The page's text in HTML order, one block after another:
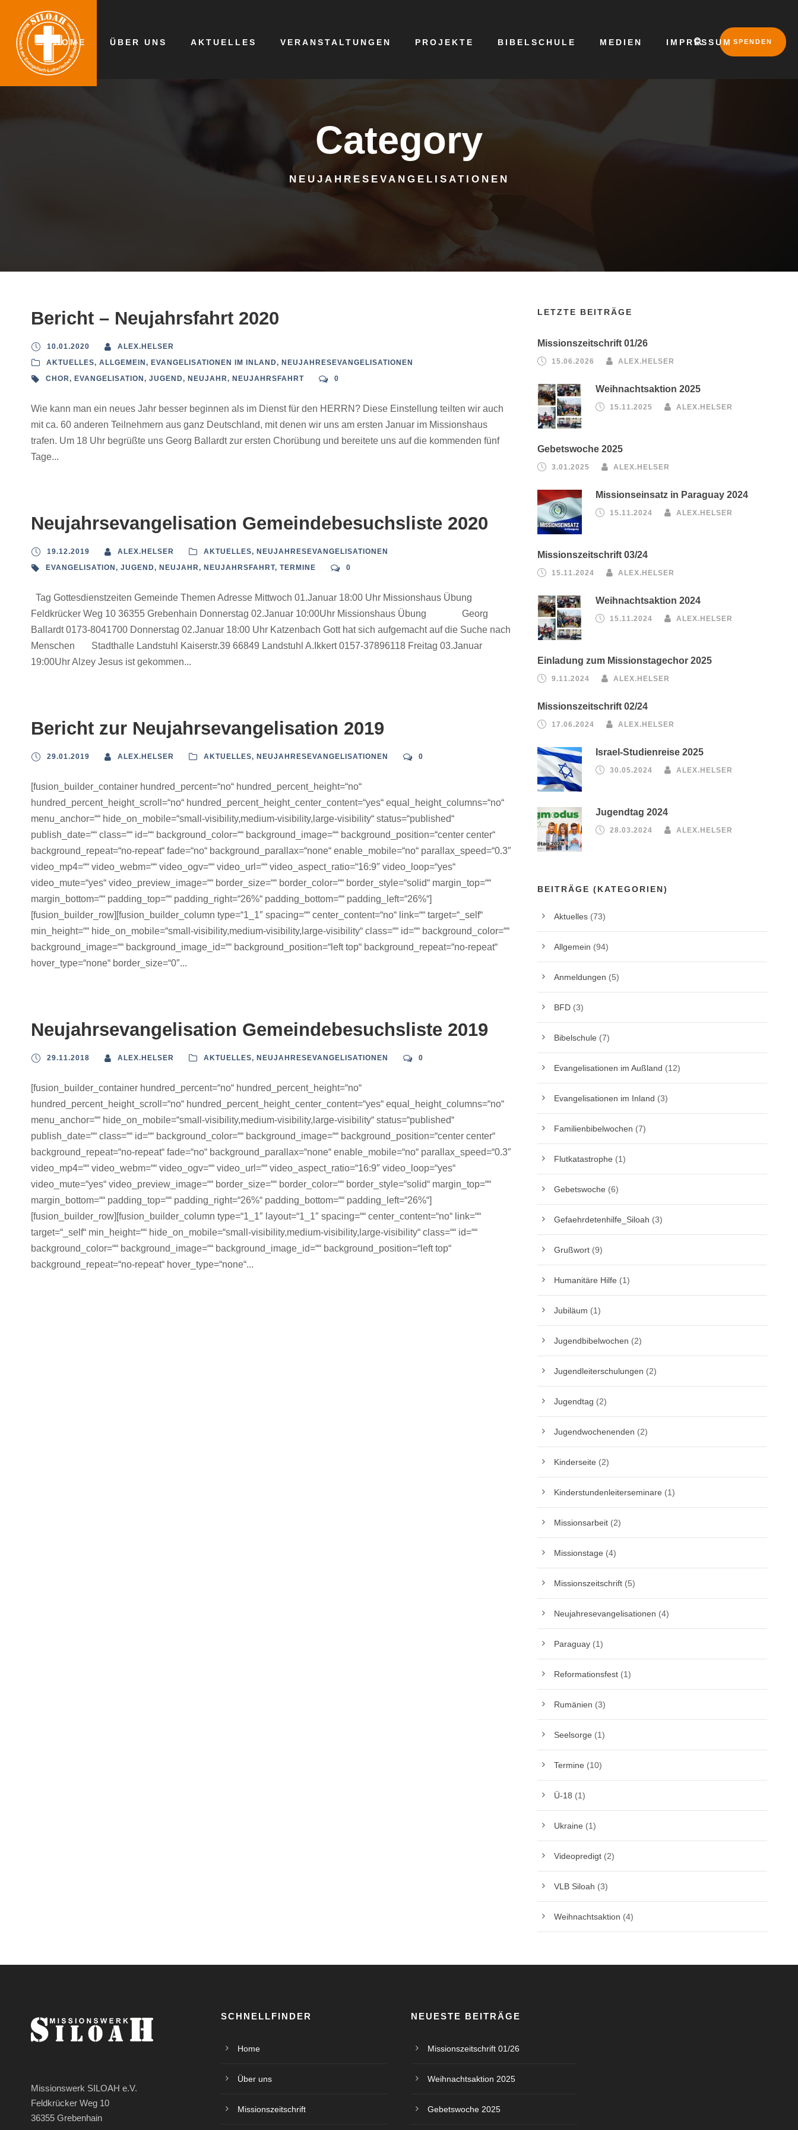
HOME ÜBER UNS AKTUELLES VERANSTALTUNGEN PROJEKTE BIBELSCHULE MEDIEN IMPRESSUM SPENDEN
Category
NEUJAHRESEVANGELISATIONEN
Bericht – Neujahrsfahrt 2020
10.01.2020
ALEX.HELSER
AKTUELLES, ALLGEMEIN , EVANGELISATIONEN IM INLAND, NEUJAHRESEVANGELISATIONEN
CHOR, EVANGELISATION , JUGEND, NEUJAHR, NEUJAHRSFAHRT 0
Wie kann man ein neues Jahr besser beginnen als im Dienst für den HERRN? Diese Einstellung teilten wir auch
mit ca. 60 anderen Teilnehmern aus ganz Deutschland, mit denen wir uns am ersten Januar im Missionshaus
trafen. Um 18 Uhr begrüßte uns Georg Ballardt zur ersten Chorübung und bereitete uns auf die kommenden fünf
Tage...
Neujahrsevangelisation Gemeindebesuchsliste 2020
19.12.2019 ALEX.HELSER AKTUELLES, NEUJAHRESEVANGELISATIONEN
EVANGELISATION , JUGEND, NEUJAHR, NEUJAHRSFAHRT, TERMINE 0
Tag Gottesdienstzeiten Gemeinde Themen Adresse Mittwoch 01.Januar 18:00 Uhr Missionshaus Übung
Feldkrücker Weg 10 36355 Grebenhain Donnerstag 02.Januar 10:00Uhr Missionshaus Übung Georg
Ballardt 0173-8041700 Donnerstag 02.Januar 18:00 Uhr Katzenbach Gott hat sich aufgemacht auf die Suche nach
Menschen Stadthalle Landstuhl Kaiserstr.39 66849 Landstuhl A.Ikkert 0157-37896118 Freitag 03.Januar
19:00Uhr Alzey Jesus ist gekommen...
Bericht zur Neujahrsevangelisation 2019
29.01.2019 ALEX.HELSER AKTUELLES, NEUJAHRESEVANGELISATIONEN 0
[fusion_builder_container hundred_percent=“no“ hundred_percent_height=“no“
hundred_percent_height_scroll=“no“ hundred_percent_height_center_content=“yes“ equal_height_columns=“no“
menu_anchor=““ hide_on_mobile=“small-visibility,medium-visibility,large-visibility“ status=“published“
publish_date=““ class=““ id=““ background_color=““ background_image=““ background_position=“center center“
background_repeat=“no-repeat“ fade=“no“ background_parallax=“none“ enable_mobile=“no“ parallax_speed=“0.3″
video_mp4=““ video_webm=““ video_ogv=““ video_url=““ video_aspect_ratio=“16:9″ video_loop=“yes“
video_mute=“yes“ video_preview_image=““ border_size=““ border_color=““ border_style=“solid“ margin_top=““
margin_bottom=““ padding_top=““ padding_right=“26%“ padding_bottom=““ padding_left=“26%“]
[fusion_builder_row][fusion_builder_column type=“1_1″ spacing=““ center_content=“no“ link=““ target=“_self“
min_height=““ hide_on_mobile=“small-visibility,medium-visibility,large-visibility“ class=““ id=““ background_color=““
background_image=““ background_image_id=““ background_position=“left top“ background_repeat=“no-repeat“
hover_type=“none“ border_size=“0″...
Neujahrsevangelisation Gemeindebesuchsliste 2019
29.11.2018 ALEX.HELSER AKTUELLES, NEUJAHRESEVANGELISATIONEN 0
[fusion_builder_container hundred_percent=“no“ hundred_percent_height=“no“
hundred_percent_height_scroll=“no“ hundred_percent_height_center_content=“yes“ equal_height_columns=“no“
menu_anchor=““ hide_on_mobile=“small-visibility,medium-visibility,large-visibility“ status=“published“
publish_date=““ class=““ id=““ background_color=““ background_image=““ background_position=“center center“
background_repeat=“no-repeat“ fade=“no“ background_parallax=“none“ enable_mobile=“no“ parallax_speed=“0.3″
video_mp4=““ video_webm=““ video_ogv=““ video_url=““ video_aspect_ratio=“16:9″ video_loop=“yes“
video_mute=“yes“ video_preview_image=““ border_size=““ border_color=““ border_style=“solid“ margin_top=““
margin_bottom=““ padding_top=““ padding_right=“26%“ padding_bottom=““ padding_left=“26%“]
[fusion_builder_row][fusion_builder_column type=“1_1″ layout=“1_1″ spacing=““ center_content=“no“ link=““
target=“_self“ min_height=““ hide_on_mobile=“small-visibility,medium-visibility,large-visibility“ class=““ id=““
background_color=““ background_image=““ background_image_id=““ background_position=“left top“
background_repeat=“no-repeat“ hover_type=“none“...
LETZTE BEITRÄGE
Missionszeitschrift 01/26
15.06.2026 ALEX.HELSER
Weihnachtsaktion 2025
15.11.2025 ALEX.HELSER
Gebetswoche 2025
3.01.2025 ALEX.HELSER
Missionseinsatz in Paraguay 2024
15.11.2024 ALEX.HELSER
Missionszeitschrift 03/24
15.11.2024 ALEX.HELSER
Weihnachtsaktion 2024
15.11.2024 ALEX.HELSER
Einladung zum Missionstagechor 2025
9.11.2024 ALEX.HELSER
Missionszeitschrift 02/24
17.06.2024 ALEX.HELSER
Israel-Studienreise 2025
30.05.2024 ALEX.HELSER
Jugendtag 2024
28.03.2024 ALEX.HELSER
BEITRÄGE (KATEGORIEN)
Aktuelles (73)
Allgemein (94)
Anmeldungen (5)
BFD (3)
Bibelschule (7)
Evangelisationen im Außland (12)
Evangelisationen im Inland (3)
Familienbibelwochen (7)
Flutkatastrophe (1)
Gebetswoche (6)
Gefaehrdetenhilfe_Siloah (3)
Grußwort (9)
Humanitäre Hilfe (1)
Jubiläum (1)
Jugendbibelwochen (2)
Jugendleiterschulungen (2)
Jugendtag (2)
Jugendwochenenden (2)
Kinderseite (2)
Kinderstundenleiterseminare (1)
Missionsarbeit (2)
Missionstage (4)
Missionszeitschrift (5)
Neujahresevangelisationen (4)
Paraguay (1)
Reformationsfest (1)
Rumänien (3)
Seelsorge (1)
Termine (10)
Ü-18 (1)
Ukraine (1)
Videopredigt (2)
VLB Siloah (3)
Weihnachtsaktion (4)
Missionswerk SILOAH e.V.
Feldkrücker Weg 10
36355 Grebenhain
SCHNELLFINDER
Home
Über uns
Missionszeitschrift
NEUESTE BEITRÄGE
Missionszeitschrift 01/26
Weihnachtsaktion 2025
Gebetswoche 2025